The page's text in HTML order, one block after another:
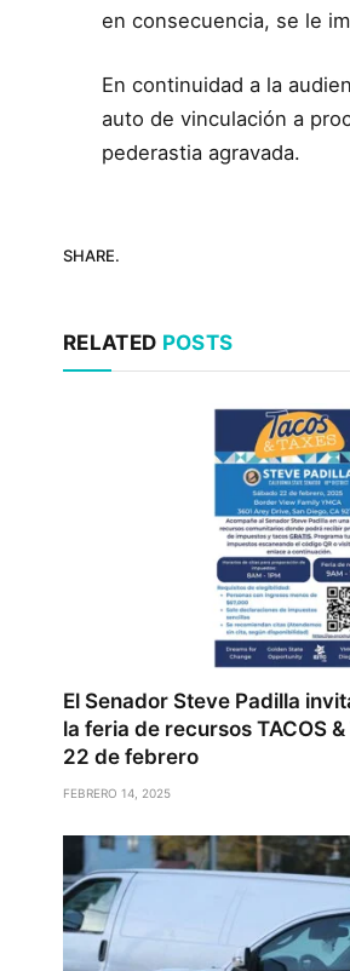
en consecuencia, se le
En continuidad a la
auto de vinculación a
pederastia agravada.
SHARE.
RELATED POSTS
El Senador Steve Padilla
la feria de recursos TACOS
22 de febrero
FEBRERO 14, 2025